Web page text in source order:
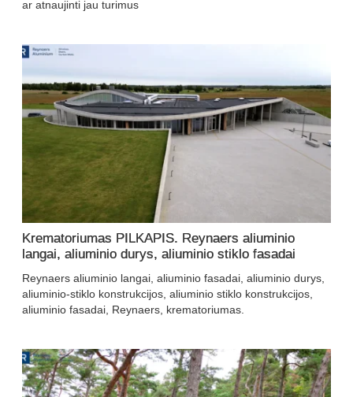
ar atnaujinti jau turimus
Krematoriumas PILKAPIS. Reynaers aliuminio
langai, aliuminio durys, aliuminio stiklo fasadai
Reynaers aliuminio langai, aliuminio fasadai, aliuminio durys,
aliuminio-stiklo konstrukcijos, aliuminio stiklo konstrukcijos,
aliuminio fasadai, Reynaers, krematoriumas.